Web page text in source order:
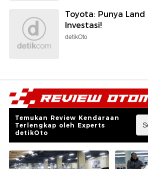
Toyota: Punya
Investasi!
detikOto
Temukan Review Kendaraan
Terlengkap oleh Experts
detikOto